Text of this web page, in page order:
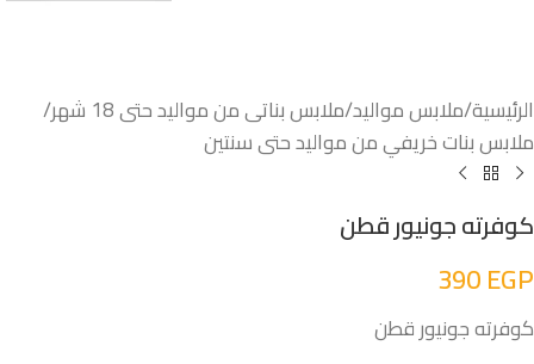
الرئيسية/ملابس مواليد/ملابس بناتى من مواليد حتى 18 شهر
/
ملابس بنات خريفي من مواليد حتى سنتين
كوفرته جونيور قطن
390EGP
كوفرته جونيور قطن